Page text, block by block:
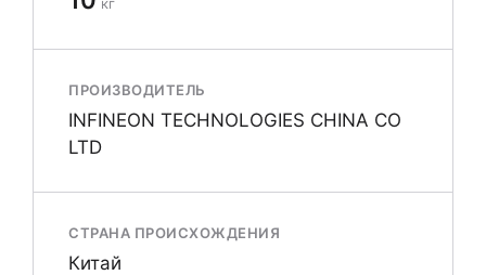
ПРОИЗВОДИТЕЛЬ
INFINEON TECHNOLOGIES CHINA CO
LTD
СТРАНА ПРОИСХОЖДЕНИЯ
Китай